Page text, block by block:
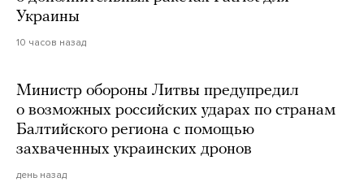
Украины
10 часов назад
Министр обороны Литвы предупредил
о возможных российских ударах по странам
Балтийского региона с помощью
захваченных украинских дронов
день назад